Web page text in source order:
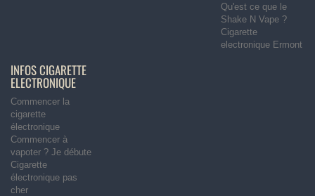
Qu'est ce que le
Shake N Vape ?
Cigarette
electronique Ermont
INFOS CIGARETTE
ELECTRONIQUE
Commencer la
cigarette
électronique
Commencer à
vapoter ? Je débute
Cigarette
électronique pas
cher